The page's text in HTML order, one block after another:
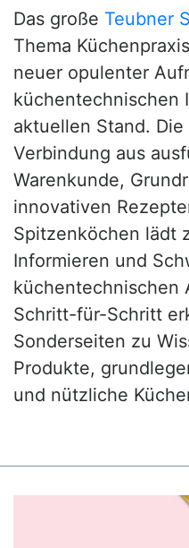
Das große Teubner
Thema
neuer opulenter
küchentechnischen
aktuellen Stand.
Verbindung aus
Warenkunde,
innovativen
Spitzenköchen lädt
Informieren und
küchentechnischen
Schritt-für-Schritt
Sonderseiten zu
Produkte,
und nützliche